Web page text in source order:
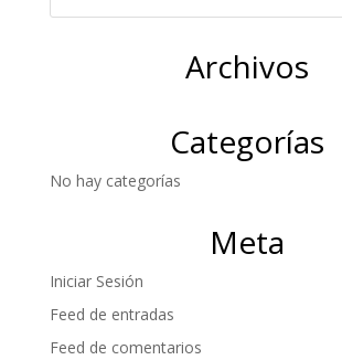
Archivos
Categorías
No hay categorías
Meta
Iniciar Sesión
Feed de entradas
Feed de comentarios